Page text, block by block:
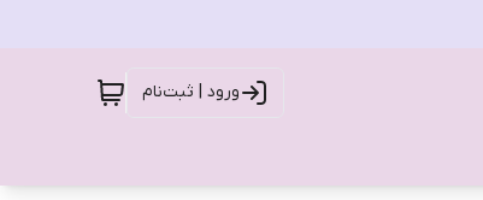
ورود | ثبت‌نام